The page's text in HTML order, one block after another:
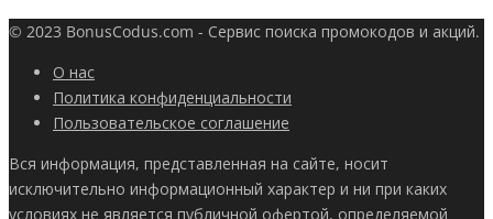
© 2023 BonusCodus.com - Сервис поиска промокодов и акций.
О нас
Политика конфиденциальности
Пользовательское соглашение
Вся информация, представленная на сайте, носит
исключительно информационный характер и ни при каких
условиях не является публичной офертой, определяемой